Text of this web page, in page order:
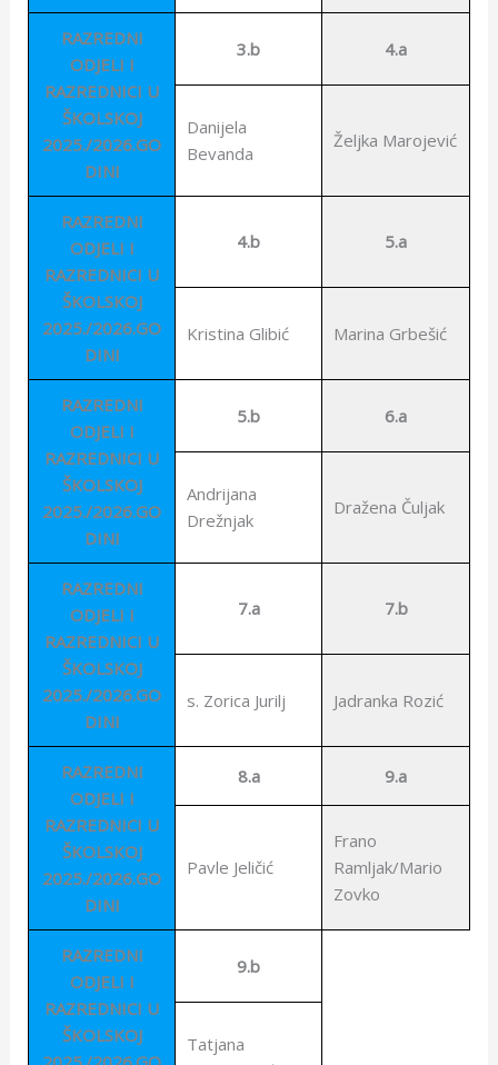
RAZREDNI
ODJELI I
RAZREDNICI U
ŠKOLSKOJ
2025./2026.GO
DINI
3.b 4.a
Danijela
Bevanda
Željka Marojević
RAZREDNI
ODJELI I
RAZREDNICI U
ŠKOLSKOJ
2025./2026.GO
DINI
4.b 5.a
Kristina Glibić Marina Grbešić
RAZREDNI
ODJELI I
RAZREDNICI U
ŠKOLSKOJ
2025./2026.GO
DINI
5.b 6.a
Andrijana
Drežnjak
Dražena Čuljak
RAZREDNI
ODJELI I
RAZREDNICI U
ŠKOLSKOJ
2025./2026.GO
DINI
7.a 7.b
s. Zorica Jurilj Jadranka Rozić
RAZREDNI
ODJELI I
RAZREDNICI U
ŠKOLSKOJ
2025./2026.GO
DINI
8.a 9.a
Pavle Jeličić
Frano
Ramljak/Mario
Zovko
RAZREDNI
ODJELI I
RAZREDNICI U
ŠKOLSKOJ
9.b
Tatjana